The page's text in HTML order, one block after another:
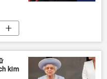
Quốc
kim